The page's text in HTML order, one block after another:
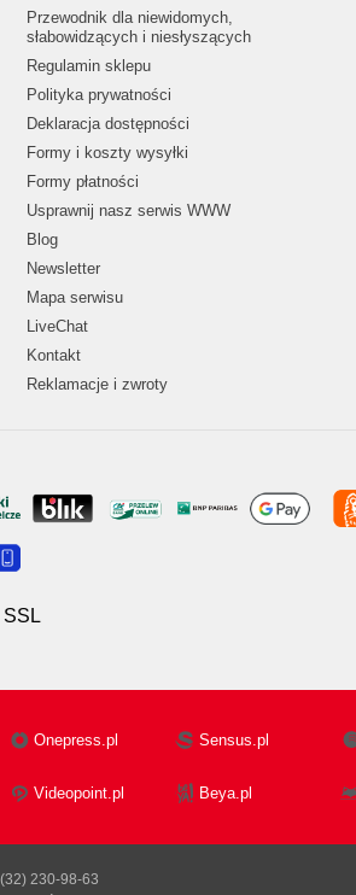
Przewodnik dla niewidomych,
słabowidzących i niesłyszących
Regulamin sklepu
Polityka prywatności
Deklaracja dostępności
Formy i koszty wysyłki
Formy płatności
Usprawnij nasz serwis WWW
Blog
Newsletter
Mapa serwisu
LiveChat
Kontakt
Reklamacje i zwroty
SSL
Onepress.pl Sensus.pl
Videopoint.pl Beya.pl
230-98-63